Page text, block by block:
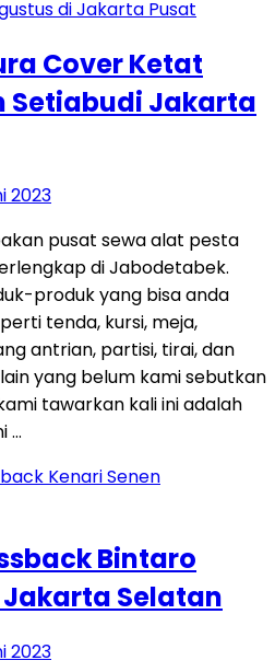
Cover Ketat
Setiabudi Jakarta
2023
pusat sewa alat pesta
di Jabodetabek.
produk yang bisa anda
tenda, kursi, meja,
antrian, partisi, tirai, dan
yang belum kami sebutkan
tawarkan kali ini adalah
…
Bintaro
Selatan
2023